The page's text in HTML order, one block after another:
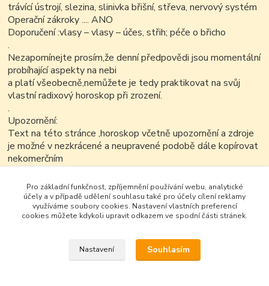
trávící ústrojí, slezina, slinivka břišní, střeva, nervový systém
Operační zákroky .... ANO
Doporučení :vlasy – vlasy – účes, střih; péče o břicho
.
Nezapomínejte prosím,že denní předpovědi jsou momentální
probíhající aspekty na nebi
a platí všeobecně,nemůžete je tedy praktikovat na svůj
vlastní radixový horoskop při zrození.
.
Upozornění:
Text na této stránce ,horoskop včetně upozornění a zdroje
je možné v nezkrácené a neupravené podobě dále kopírovat
nekomerčním
Pro základní funkčnost, zpříjemnění používání webu, analytické
účely a v případě udělení souhlasu také pro účely cílení reklamy
využíváme soubory cookies. Nastavení vlastních preferencí
cookies můžete kdykoli upravit odkazem ve spodní části stránek.
Nastavení Souhlasím